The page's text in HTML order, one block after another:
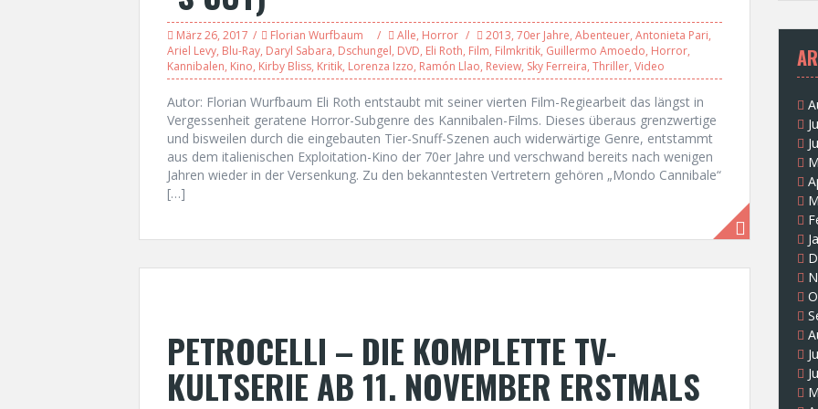
März 26, 2017 Florian Wurfbaum Alle, Horror 2013, 70er Jahre, Abenteuer, Antonieta Pari,
Ariel Levy, Blu-Ray, Daryl Sabara, Dschungel, DVD, Eli Roth, Film, Filmkritik, Guillermo Amoedo, Horror,
Kannibalen, Kino, Kirby Bliss, Kritik, Lorenza Izzo, Ramón Llao, Review, Sky Ferreira, Thriller, Video
Autor: Florian Wurfbaum Eli Roth entstaubt mit seiner vierten Film-Regiearbeit das längst in
Vergessenheit geratene Horror-Subgenre des Kannibalen-Films. Dieses überaus grenzwertige
und bisweilen durch die eingebauten Tier-Snuff-Szenen auch widerwärtige Genre, entstammt
aus dem italienischen Exploitation-Kino der 70er Jahre und verschwand bereits nach wenigen
Jahren wieder in der Versenkung. Zu den bekanntesten Vertretern gehören „Mondo Cannibale“
[…]
PETROCELLI – DIE KOMPLETTE TV-
KULTSERIE AB 11. NOVEMBER ERSTMALS